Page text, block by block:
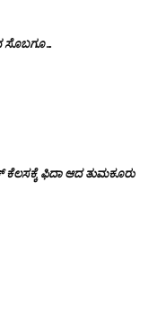
ಸೊಬಗೂ…
ಫಿದಾ ಆದ ತುಮಕೂರು